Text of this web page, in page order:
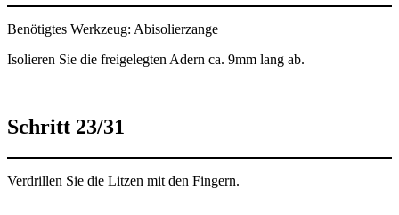
Benötigtes Werkzeug: Abisolierzange
Isolieren Sie die freigelegten Adern ca. 9mm lang ab.
Schritt 23/31
Verdrillen Sie die Litzen mit den Fingern.